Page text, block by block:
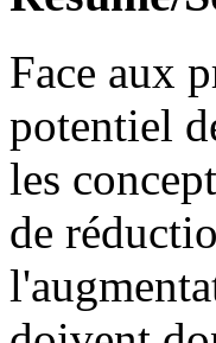
Face aux
potentiel
les
de